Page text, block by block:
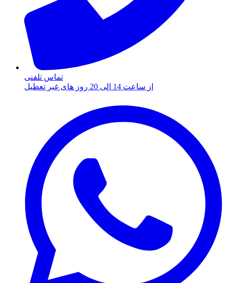
تماس تلفنی
از ساعت 14 الی 20 روز های غیر تعطیل